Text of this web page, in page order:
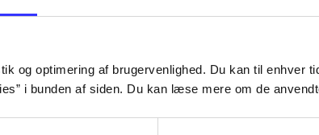
og optimering af brugervenlighed. Du kan til enhver
i bunden af siden. Du kan læse mere om de